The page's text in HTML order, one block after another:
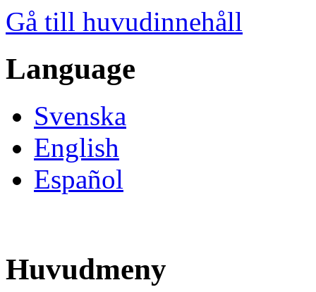
Gå till huvudinnehåll
Language
Svenska
English
Español
Huvudmeny